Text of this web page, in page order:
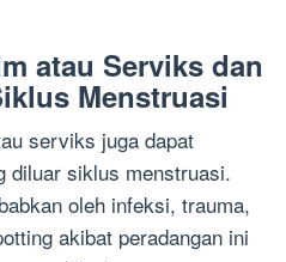
atau Serviks dan
Menstruasi
serviks juga dapat
diluar siklus menstruasi.
oleh infeksi, trauma,
akibat peradangan ini